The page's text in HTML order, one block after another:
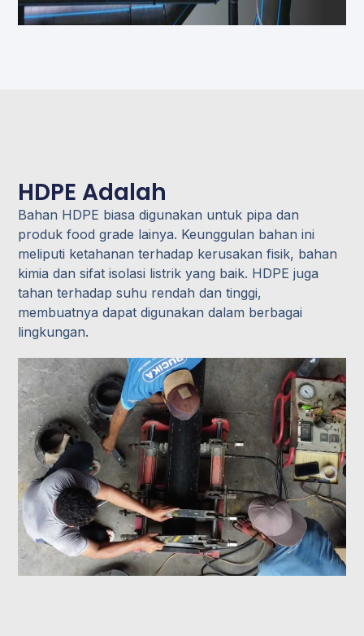
HDPE Adalah
Bahan HDPE biasa digunakan untuk pipa dan
produk food grade lainya. Keunggulan bahan ini
meliputi ketahanan terhadap kerusakan fisik, bahan
kimia dan sifat isolasi listrik yang baik. HDPE juga
tahan terhadap suhu rendah dan tinggi,
membuatnya dapat digunakan dalam berbagai
lingkungan.